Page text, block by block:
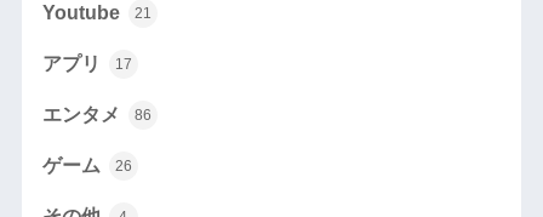
Youtube 21
アプリ 17
エンタメ 86
ゲーム 26